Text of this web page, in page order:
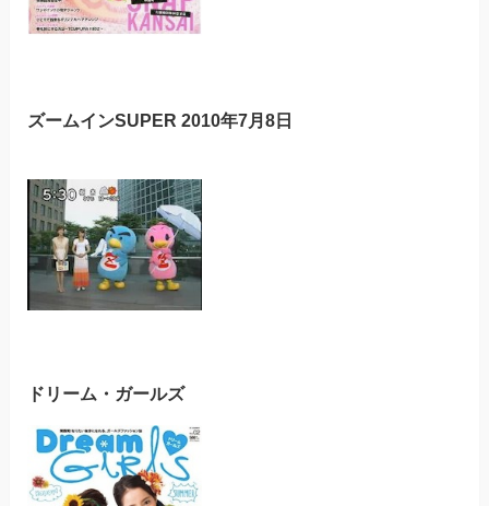
ズームインSUPER 2010年7月8日
ドリーム・ガールズ